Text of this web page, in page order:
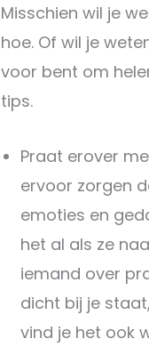
Misschien wil je
hoe. Of wil je
voor bent om
tips.
Praat erover
ervoor zorgen
emoties en
het al als ze
iemand over
dicht bij je
vind je het ook